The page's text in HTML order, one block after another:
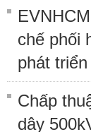
chế phối
phát
Chấp
dây